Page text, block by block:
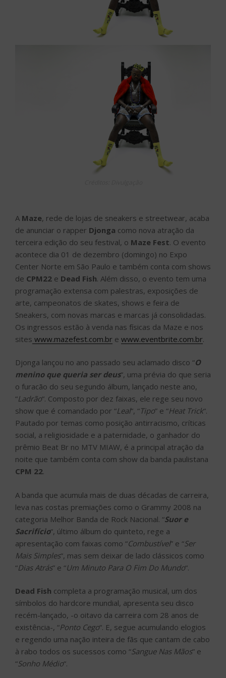
A Maze, rede de lojas de sneakers e streetwear, acaba
de anunciar o rapper Djonga como nova atração da
terceira edição do seu festival, o Maze Fest. O evento
acontece dia 01 de dezembro (domingo) no Expo
Center Norte em São Paulo e também conta com shows
de CPM22 e Dead Fish. Além disso, o evento tem uma
programação extensa com palestras, exposições de
arte, campeonatos de skates, shows e feira de
Sneakers, com novas marcas e marcas já consolidadas.
Os ingressos estão à venda nas físicas da Maze e nos
sites www.mazefest.com.br e www.eventbrite.com.br.
Djonga lançou no ano passado seu aclamado disco “O
menino que queria ser deus“, uma prévia do que seria
o furacão do seu segundo álbum, lançado neste ano,
“Ladrão“. Composto por dez faixas, ele rege seu novo
show que é comandado por “Leal“, “Tipo” e “Heat Trick“.
Pautado por temas como posição antirracismo, críticas
social, a religiosidade e a paternidade, o ganhador do
prêmio Beat Br no MTV MIAW, é a principal atração da
noite que também conta com show da banda paulistana
CPM 22.
A banda que acumula mais de duas décadas de carreira,
leva nas costas premiações como o Grammy 2008 na
categoria Melhor Banda de Rock Nacional. “Suor e
Sacrifício“, último álbum do quinteto, rege a
apresentação com faixas como “Combustível” e “Ser
Mais Simples“, mas sem deixar de lado clássicos como
“Dias Atrás” e “Um Minuto Para O Fim Do Mundo“.
Dead Fish completa a programação musical, um dos
símbolos do hardcore mundial, apresenta seu disco
recém-lançado, -o oitavo da carreira com 28 anos de
existência-, “Ponto Cego“. E, segue acumulando elogios
e regendo uma nação inteira de fãs que cantam de cabo
à rabo todos os sucessos como “Sangue Nas Mãos” e
“Sonho Médio“.